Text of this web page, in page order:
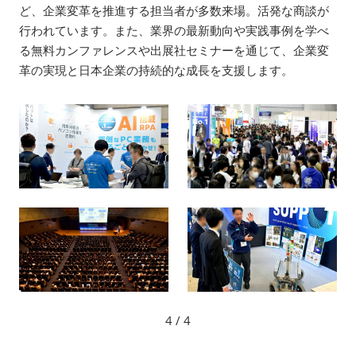
ど、企業変革を推進する担当者が多数来場。活発な商談が
行われています。また、業界の最新動向や実践事例を学べ
る無料カンファレンスや出展社セミナーを通じて、企業変
革の実現と日本企業の持続的な成長を支援します。
4 / 4